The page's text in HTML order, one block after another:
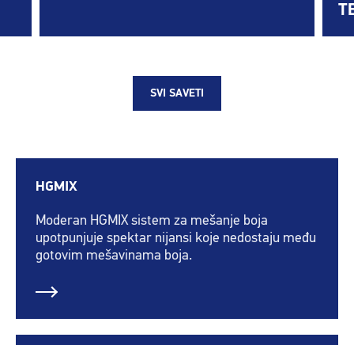
SVI SAVETI
HGMIX
Moderan HGMIX sistem za mešanje boja
upotpunjuje spektar nijansi koje nedostaju među
gotovim mešavinama boja.